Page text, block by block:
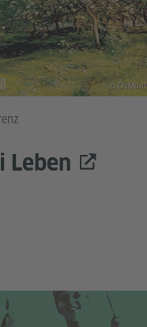
Leben
© DuMont